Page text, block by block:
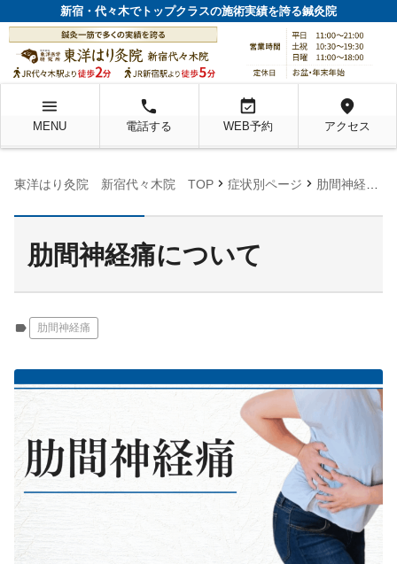
新宿・代々木でトップクラスの施術実績を誇る鍼灸院
menu
MENU
local_phone
電話する
event_available
WEB予約
location_on
アクセス
東洋はり灸院 新宿代々木院 TOP chevron_right 症状別ページ chevron_right 肋間神経痛
肋間神経痛について
label 肋間神経痛